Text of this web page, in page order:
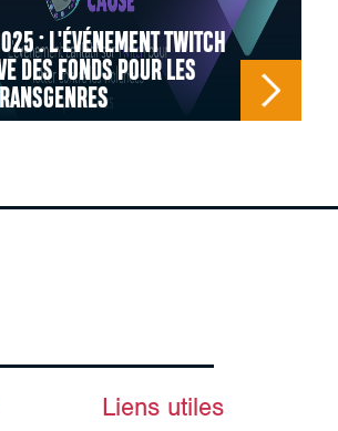
: L'ÉVÉNEMENT TWITCH
DES FONDS POUR LES
Liens utiles